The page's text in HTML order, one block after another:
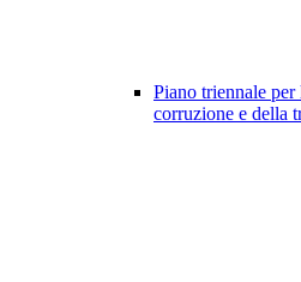
Piano triennale
corruzione e della